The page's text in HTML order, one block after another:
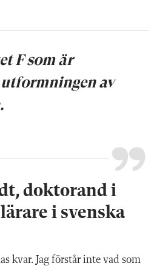
F som är
av
doktorand i
i svenska
kvar. Jag förstår inte vad som